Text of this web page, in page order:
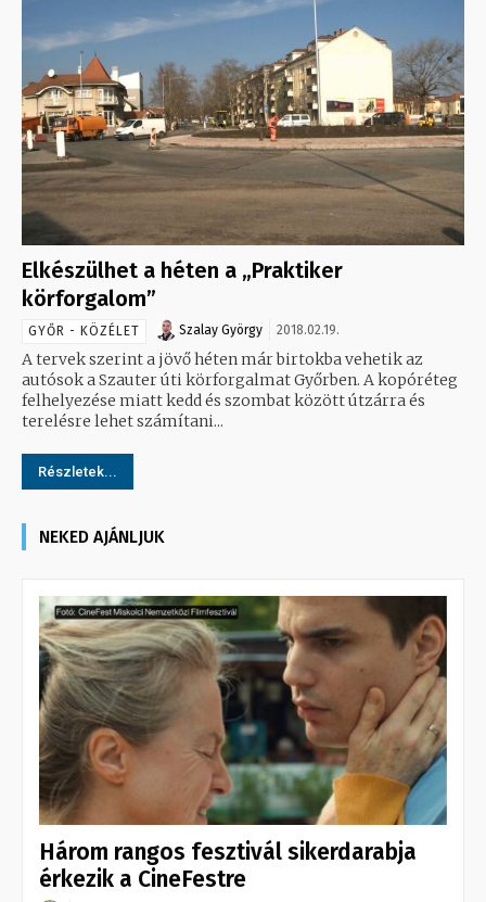
Elkészülhet a héten a „Praktiker
körforgalom”
GYŐR - KÖZÉLET Szalay György 2018.02.19.
A tervek szerint a jövő héten már birtokba vehetik az
autósok a Szauter úti körforgalmat Győrben. A kopóréteg
felhelyezése miatt kedd és szombat között útzárra és
terelésre lehet számítani...
Részletek...
NEKED AJÁNLJUK
Három rangos fesztivál sikerdarabja
érkezik a CineFestre